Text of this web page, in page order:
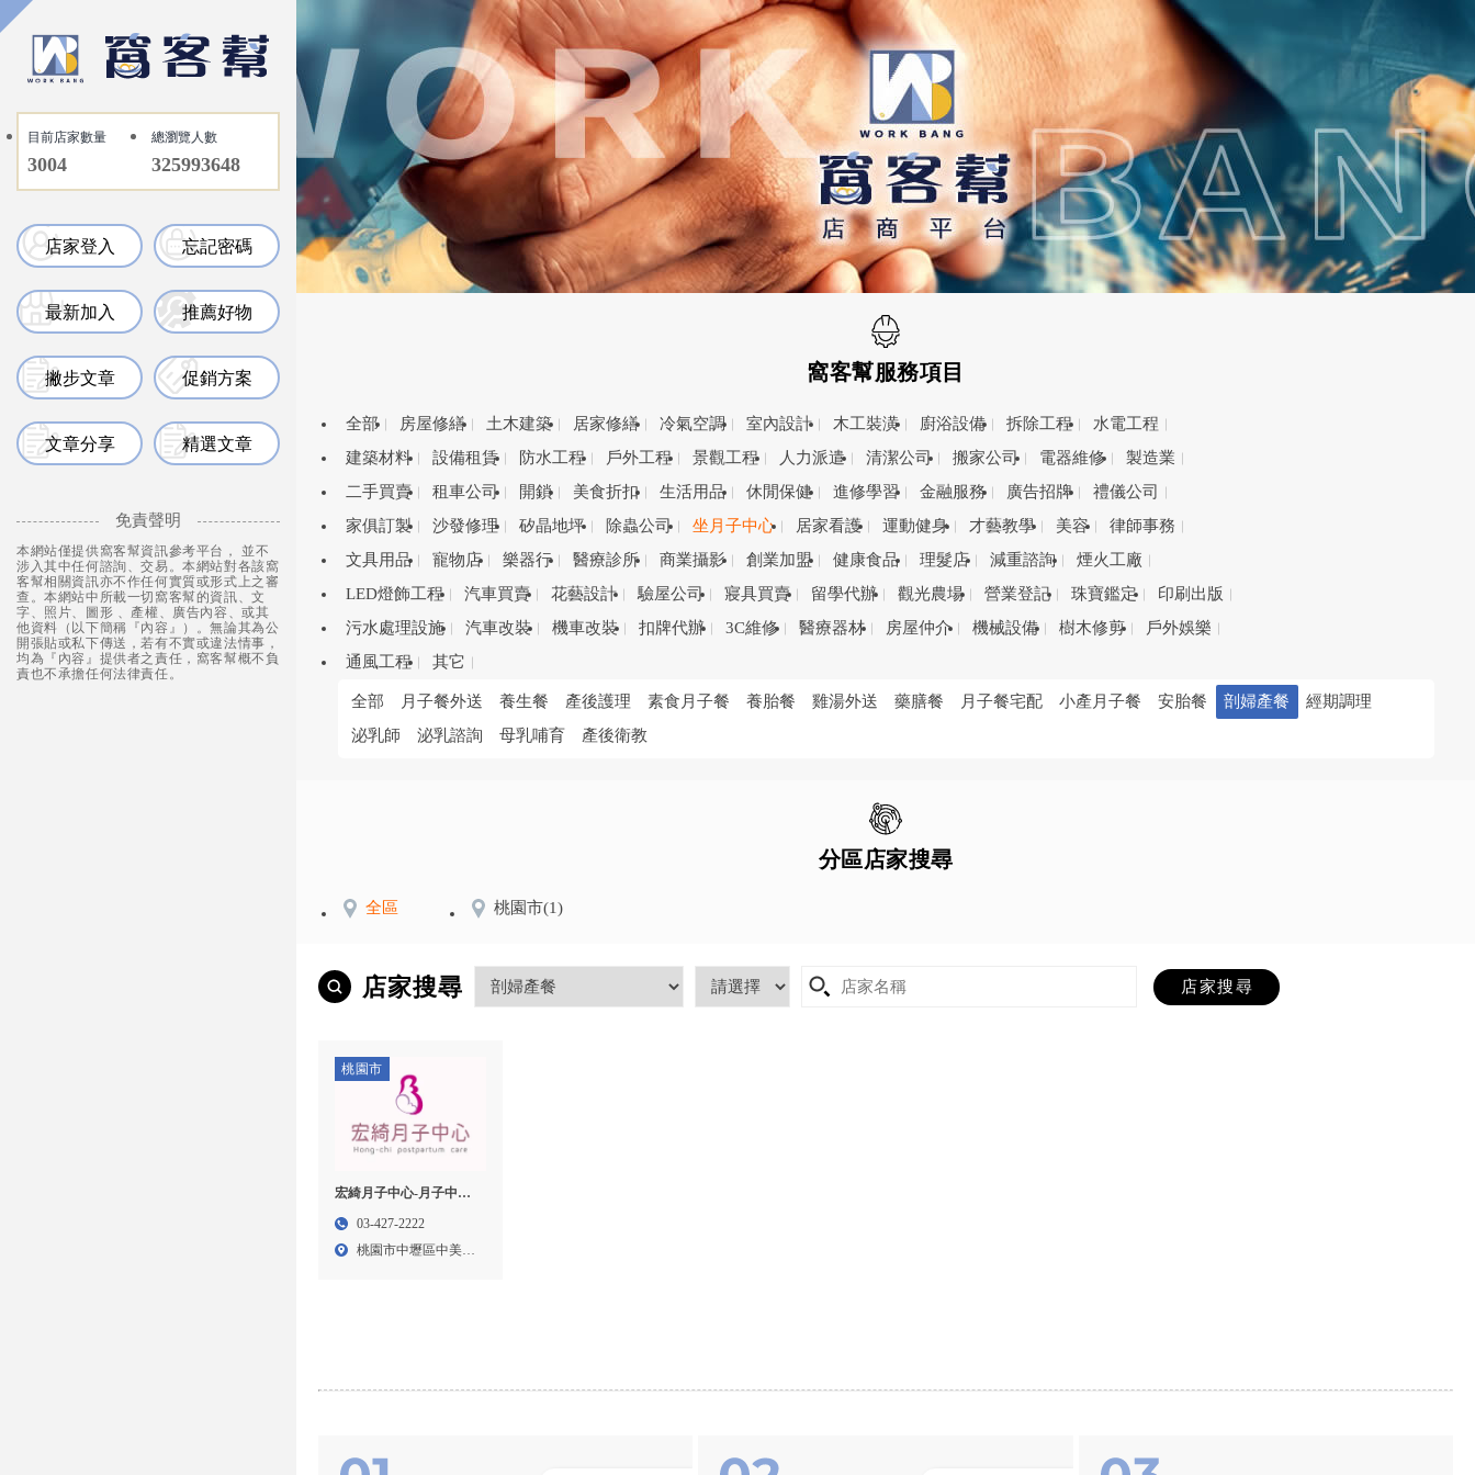
目前店家數量
3004
總瀏覽人數
325993648
店家登入 忘記密碼
最新加入 推薦好物
撇步文章 促銷方案
文章分享 精選文章
免責聲明
本網站僅提供窩客幫資訊參考平台， 並不
涉入其中任何諮詢、交易。本網站對各該窩
客幫相關資訊亦不作任何實質或形式上之審
查。本網站中所載一切窩客幫的資訊、文
字、照片、圖形 、產權、廣告內容、或其
他資料（以下簡稱『內容』）。無論其為公
開張貼或私下傳送，若有不實或違法情事，
均為『內容』提供者之責任，窩客幫概不負
責也不承擔任何法律責任。
窩客幫服務項目
全部 房屋修繕 土木建築 居家修繕 冷氣空調 室內設計 木工裝潢 廚浴設備 拆除工程
水電工程
建築材料
設備租賃 防水工程 戶外工程 景觀工程 人力派遣 清潔公司 搬家公司 電器維修
製造業
二手買賣
租車公司 開鎖 美食折扣 生活用品 休閒保健 進修學習 金融服務 廣告招牌
禮儀公司
家俱訂製
沙發修理 矽晶地坪 除蟲公司 坐月子中心 居家看護 運動健身 才藝教學 美容
律師事務
文具用品
寵物店 樂器行 醫療診所 商業攝影 創業加盟 健康食品 理髮店 減重諮詢
煙火工廠
LED燈飾工程
汽車買賣 花藝設計 驗屋公司 寢具買賣 留學代辦 觀光農場 營業登記 珠寶鑑定
印刷出版
污水處理設施
汽車改裝 機車改裝 扣牌代辦 3C維修 醫療器材 房屋仲介 機械設備 樹木修剪
戶外娛樂
通風工程
其它
全部 月子餐外送 養生餐 產後護理 素食月子餐 養胎餐 雞湯外送 藥膳餐 月子餐宅配 小產月子餐 安胎餐 剖婦產餐
經期調理
泌乳師
泌乳諮詢 母乳哺育 產後衛教
分區店家搜尋
全區 桃園市(1)
店家搜尋
桃園市
宏綺月子中心-月子中心,
月子中心推薦,桃園月子
薦
03-427-2222
桃園市中壢區中美路